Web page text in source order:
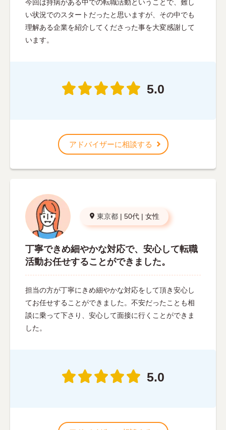
今回は持病がある中での転職活動ということで、難し
い状況でのスタートだったと思いますが、その中でも
理解ある企業を紹介してくださった事を大変感謝して
います。
5.0
アドバイザーに相談する
東京都 | 50代 | 女性
丁寧できめ細やかな対応で、安心して転職
活動お任せすることができました。
担当の方が丁寧にきめ細やかな対応をして頂き安心し
てお任せすることができました。不安だったことも相
談に乗って下さり、安心して面接に行くことができま
した。
5.0